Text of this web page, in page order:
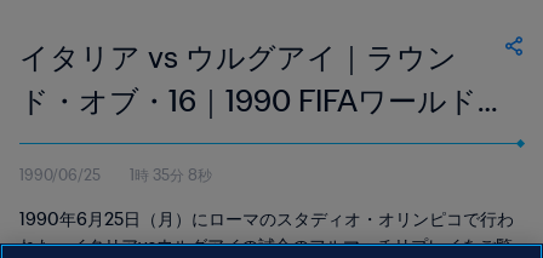
イタリア vs ウルグアイ｜ラウン
ド・オブ・16｜1990 FIFAワールド
カップ イタリア｜フルマッチリプ
レイ
1990/06/25 1時 35分 8秒
1990年6月25日（月）にローマのスタディオ・オリンピコで行わ
れた、イタリアvsウルグアイの試合のフルマッチリプレイをご覧